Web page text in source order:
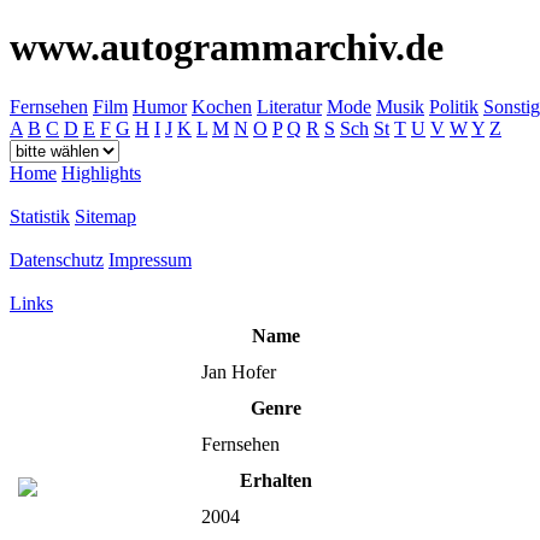
www.autogrammarchiv.de
Fernsehen Film Humor Kochen Literatur Mode Musik Politik
A B C D E F G H I J K L M N O P Q R S Sch St T U V WY Z
Home Highlights
Statistik Sitemap
Datenschutz Impressum
Links
Name
Jan Hofer
Genre
Fernsehen
Erhalten
2004